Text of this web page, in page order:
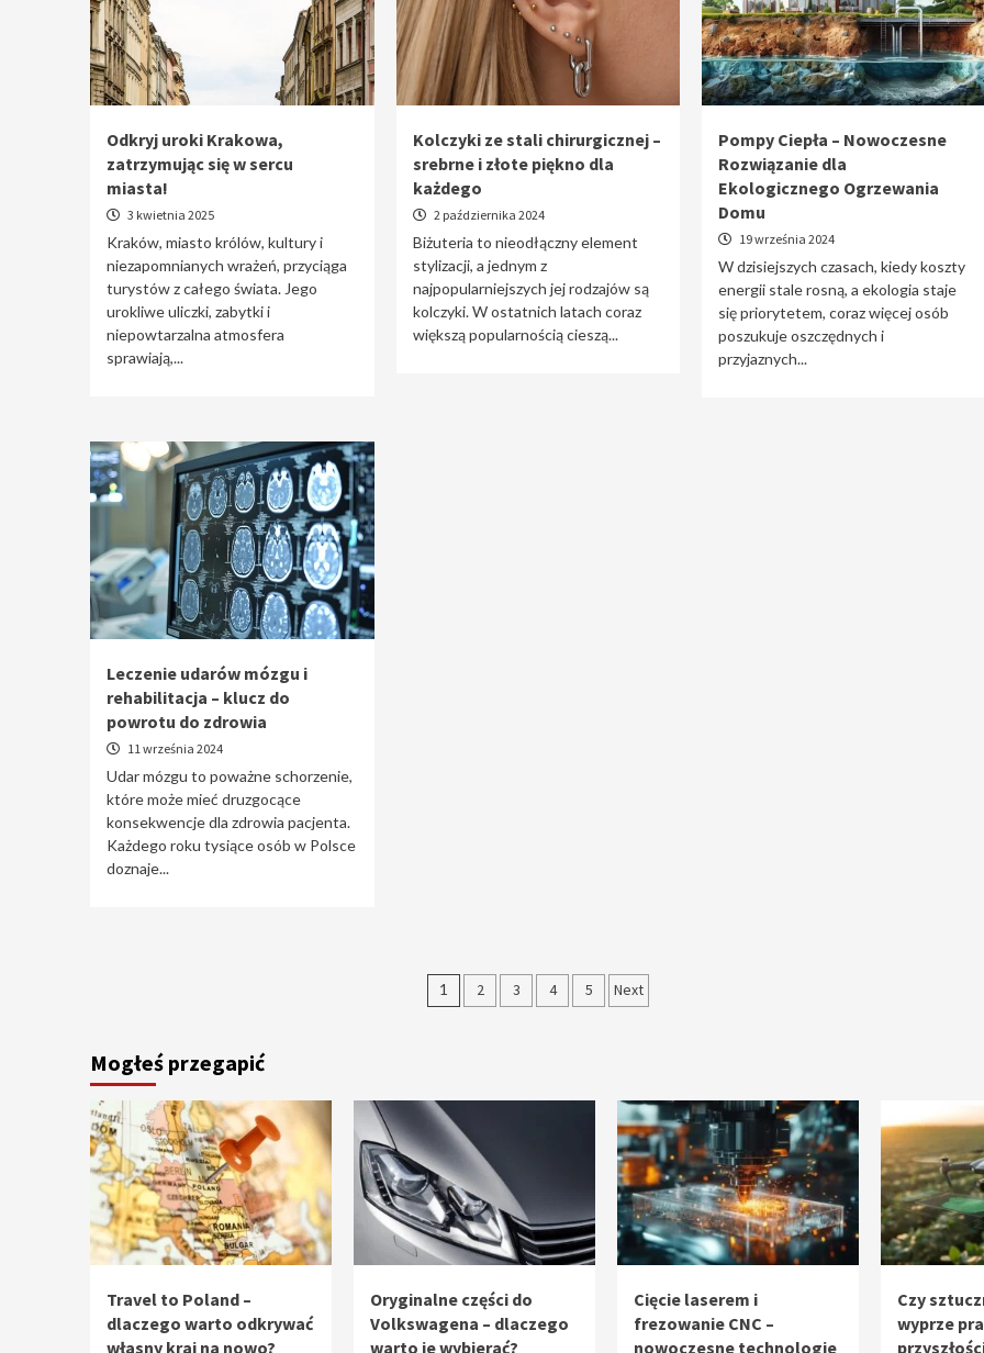
Odkryj uroki Krakowa,
zatrzymując się w sercu
miasta!
3 kwietnia 2025
Kraków, miasto królów, kultury i
niezapomnianych wrażeń, przyciąga
turystów z całego świata. Jego
urokliwe uliczki, zabytki i
niepowtarzalna atmosfera
sprawiają,...
Kolczyki ze stali chirurgicznej –
srebrne i złote piękno dla
każdego
2 października 2024
Biżuteria to nieodłączny element
stylizacji, a jednym z
najpopularniejszych jej rodzajów są
kolczyki. W ostatnich latach coraz
większą popularnością cieszą...
Pompy Ciepła – Nowoczesne
Rozwiązanie dla
Ekologicznego Ogrzewania
Domu
19 września 2024
W dzisiejszych czasach, kiedy koszty
energii stale rosną, a ekologia staje
się priorytetem, coraz więcej osób
poszukuje oszczędnych i
przyjaznych...
Leczenie udarów mózgu i
rehabilitacja – klucz do
powrotu do zdrowia
11 września 2024
Udar mózgu to poważne schorzenie,
które może mieć druzgocące
konsekwencje dla zdrowia pacjenta.
Każdego roku tysiące osób w Polsce
doznaje...
Stronicowanie
1 2 3 4 5 Next
Mogłeś przegapić
Travel to Poland –
dlaczego warto odkrywać
własny kraj na nowo?
Oryginalne części do
Volkswagena – dlaczego
warto je wybierać?
Cięcie laserem i
frezowanie CNC –
nowoczesne technologie
Czy
wyprze